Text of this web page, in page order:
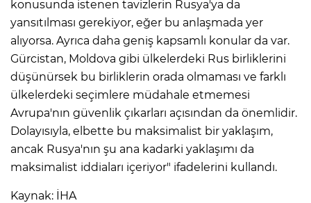
konusunda istenen tavizlerin Rusya'ya da
yansıtılması gerekiyor, eğer bu anlaşmada yer
alıyorsa. Ayrıca daha geniş kapsamlı konular da var.
Gürcistan, Moldova gibi ülkelerdeki Rus birliklerini
düşünürsek bu birliklerin orada olmaması ve farklı
ülkelerdeki seçimlere müdahale etmemesi
Avrupa'nın güvenlik çıkarları açısından da önemlidir.
Dolayısıyla, elbette bu maksimalist bir yaklaşım,
ancak Rusya'nın şu ana kadarki yaklaşımı da
maksimalist iddiaları içeriyor" ifadelerini kullandı.
Kaynak: İHA